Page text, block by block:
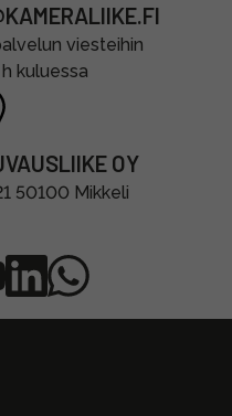
viesteihin
kuluessa
OY
50100 Mikkeli